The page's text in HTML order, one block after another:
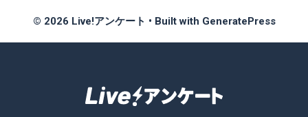
© 2026 Live!アンケート • Built with GeneratePress